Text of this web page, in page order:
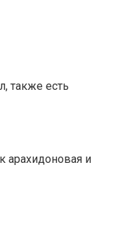
также есть
арахидоновая и